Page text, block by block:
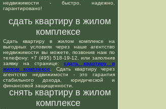
недвижимости - быстро, надежно,
гарантировано!
сдать квартиру в жилом
комплексе
Сдать квартиру в жилом комплексе на
выгодных условиях через наше агентство
недвижимости вы можете, позвонив нам по
телефону: +7 (495) 518-19-12, или заполнив
заявку на странице:сдать квартиру в
жилом комплексе . Сдать квартиру через
агентство недвижимости - это гарантия
стабильного дохода, юридической и
финансовой защищенности.
снять квартиру в жилом
комплексе